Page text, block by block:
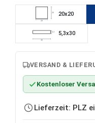
20
20 20x20
30
5,3 5,3x30
VERSAND &
Kostenloser
Lieferzeit: PLZ